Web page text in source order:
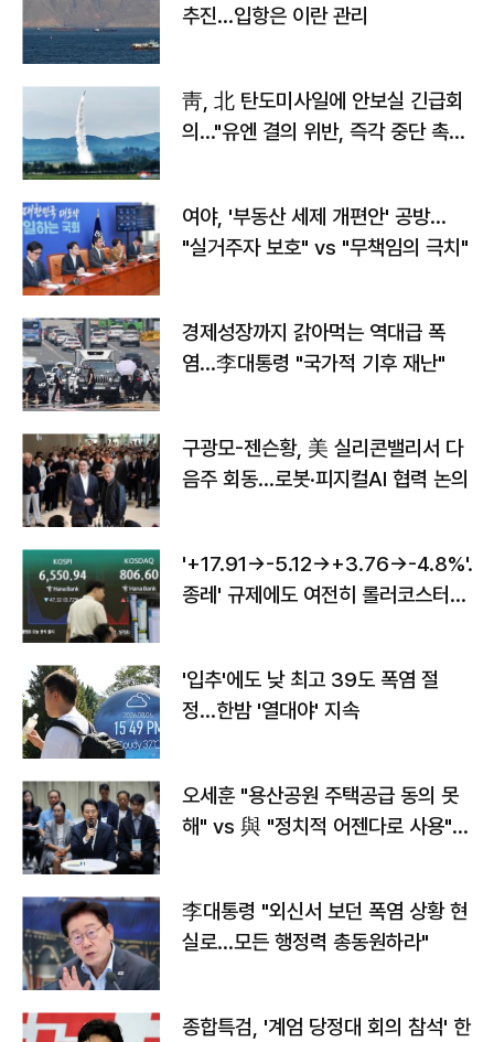
추진…입항은 이란 관리
靑, 北 탄도미사일에 안보실 긴급회
의…"유엔 결의 위반, 즉각 중단 촉
여야, '부동산 세제 개편안' 공방…
"실거주자 보호" vs "무책임의 극치"
경제성장까지 갉아먹는 역대급 폭
염…李대통령 "국가적 기후 재난"
구광모-젠슨황, 美 실리콘밸리서 다
음주 회동…로봇·피지컬AI 협력 논의
'+17.91→-5.12→+3.76→-4.8%'…'
종레' 규제에도 여전히 롤러코스터
'입추'에도 낮 최고 39도 폭염 절
정…한밤 '열대야' 지속
오세훈 "용산공원 주택공급 동의 못
해" vs 與 "정치적 어젠다로 사용"
李대통령 "외신서 보던 폭염 상황 현
실로…모든 행정력 총동원하라"
종합특검, '계엄 당정대 회의 참석' 한